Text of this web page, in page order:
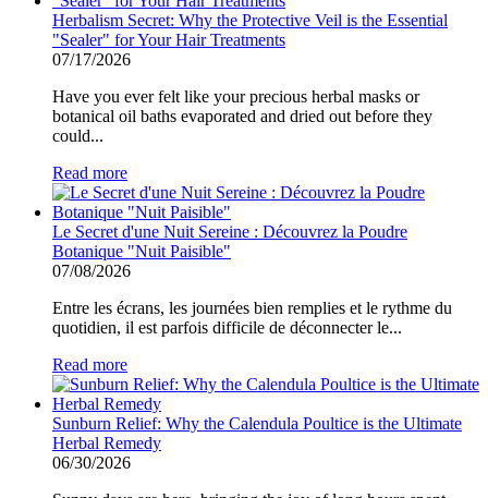
Herbalism Secret: Why the Protective Veil is the Essential
"Sealer" for Your Hair Treatments
07/17/2026
Have you ever felt like your precious herbal masks or
botanical oil baths evaporated and dried out before they
could...
Read more
Le Secret d'une Nuit Sereine : Découvrez la Poudre
Botanique "Nuit Paisible"
07/08/2026
Entre les écrans, les journées bien remplies et le rythme du
quotidien, il est parfois difficile de déconnecter le...
Read more
Sunburn Relief: Why the Calendula Poultice is the Ultimate
Herbal Remedy
06/30/2026